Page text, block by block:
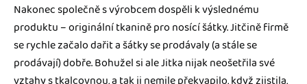
Nakonec společně s výrobcem dospěli k výslednému
produktu – originální tkanině pro nosící šátky. Jitčině firmě
se rychle začalo dařit a šátky se prodávaly (a stále se
prodávají) dobře. Bohužel si ale Jitka nijak neošetřila své